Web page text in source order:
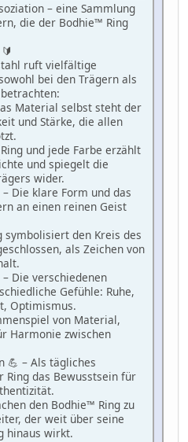
– eine Sammlung
die der Bodhie™ Ring
ruft vielfältige
bei den Trägern als
Material selbst steht der
und Stärke, die allen
und jede Farbe erzählt
und spiegelt die
wider.
Die klare Form und das
an einen reinen Geist
symbolisiert den Kreis des
als Zeichen von
Die verschiedenen
Gefühle: Ruhe,
Optimismus.
von Material,
Harmonie zwischen
💪 – Als tägliches
Ring das Bewusstsein für
den Bodhie™ Ring zu
der weit über seine
hinaus wirkt.